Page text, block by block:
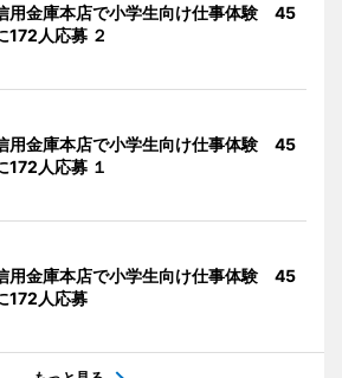
用金庫本店で小学生向け仕事体験 45
172人応募 ２
用金庫本店で小学生向け仕事体験 45
172人応募 １
用金庫本店で小学生向け仕事体験 45
172人応募